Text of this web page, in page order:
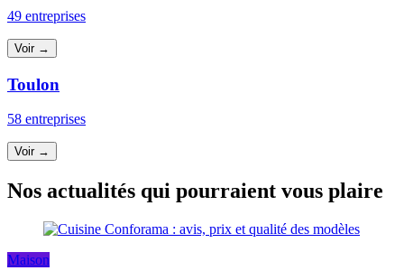
49 entreprises
Voir →
Toulon
58 entreprises
Voir →
Nos actualités qui pourraient vous plaire
Maison